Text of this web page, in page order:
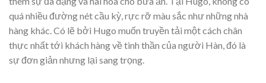
quá nhiều đường nét cầu kỳ, rực rỡ màu sắc như những nhà
hàng khác. Có lẽ bởi Hugo muốn truyền tải một cách chân
thực nhất tới khách hàng về tinh thần của người Hàn, đó là
sự đơn giản nhưng lại sang trọng.